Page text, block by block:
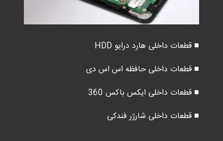
■ قطعات داخلی هارد درایو HDD
■ قطعات داخلی حافظه اس اس دی
■ قطعات داخلی ایکس باکس 360
■ قطعات داخلی شارژر فندکی